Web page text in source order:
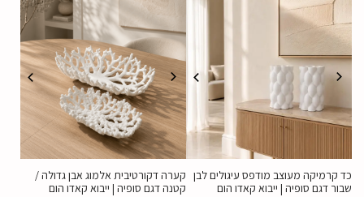
כד קרמיקה מעוצב מודפס עיגולים לבן
שבור דגם סופיה | ייבוא קאדו הום
קערה דקורטיבית אלמוג אבן גדולה /
קטנה דגם סופיה | ייבוא קאדו הום